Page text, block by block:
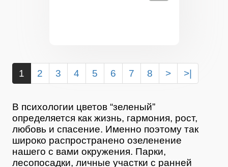
1 2 3 4 5 6 7 8 > >|
В психологии цветов “зеленый”
определяется как жизнь, гармония, рост,
любовь и спасение. Именно поэтому так
широко распространено озеленение
нашего с вами окружения. Парки,
лесопосадки, личные участки с ранней